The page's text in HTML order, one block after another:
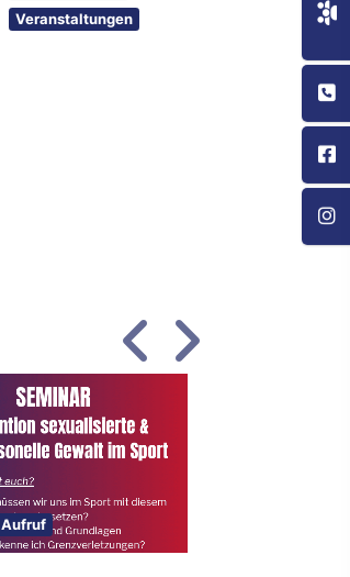
Veranstaltungen
Aufruf